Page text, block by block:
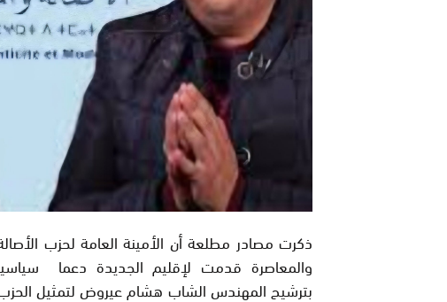
ذكرت مصادر مطلعة أن الأمينة العامة لحزب
والمعاصرة قدمت لإقليم الجديدة دعما
بترشيح المهندس الشاب هشام عيروض لتمثيل